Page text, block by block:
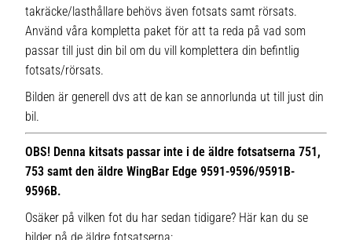
takräcke/lasthållare behövs även fotsats samt rörsats.
Använd våra kompletta paket för att ta reda på vad som
passar till just din bil om du vill komplettera din befintlig
fotsats/rörsats.
Bilden är generell dvs att de kan se annorlunda ut till just din
bil.
OBS! Denna kitsats passar inte i de äldre fotsatserna 751,
753 samt den äldre WingBar Edge 9591-9596/9591B-
9596B.
Osäker på vilken fot du har sedan tidigare? Här kan du se